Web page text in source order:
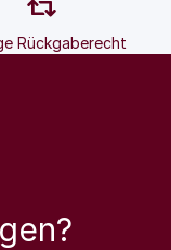
Rückgaberecht